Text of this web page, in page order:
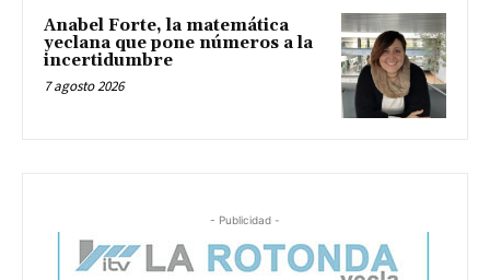
Anabel Forte, la matemática
yeclana que pone números a la
incertidumbre
7 agosto 2026
- Publicidad -